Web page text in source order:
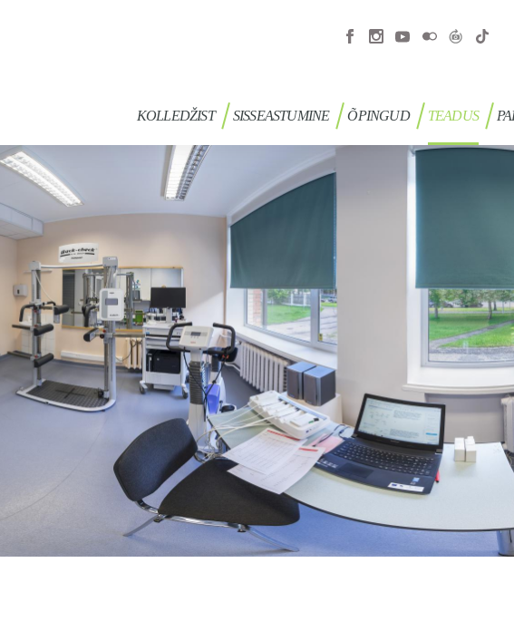
KOLLEDŽIST SISSEASTUMINE ÕPINGUD TEADUS